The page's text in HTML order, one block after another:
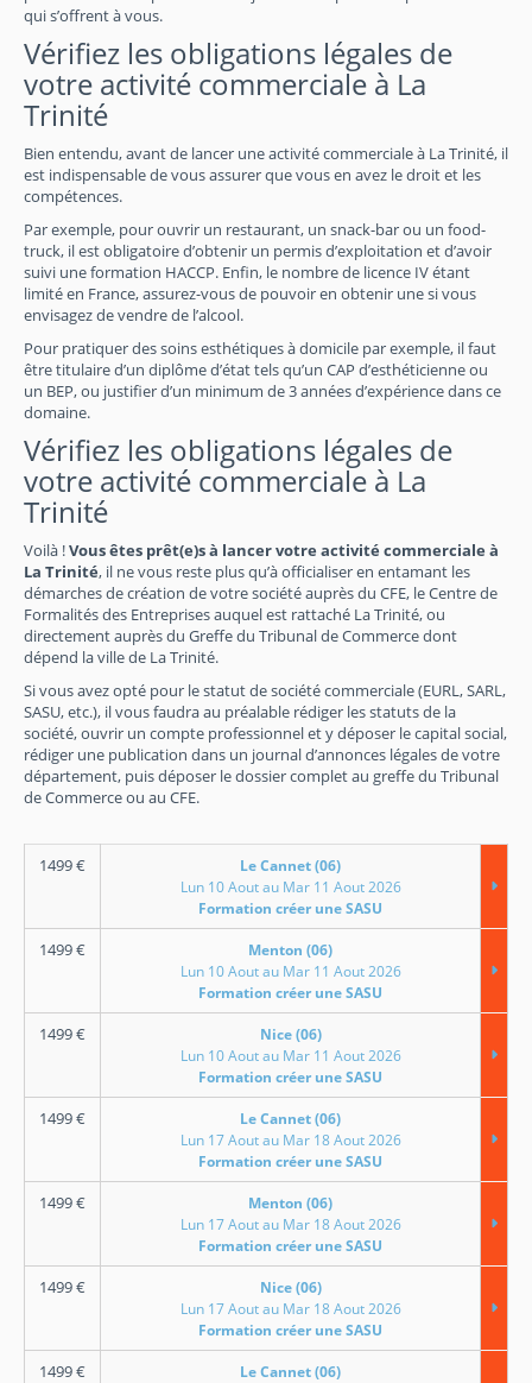
qui s’offrent à vous.
Vérifiez les obligations légales de
votre activité commerciale à La
Trinité
Bien entendu, avant de lancer une activité commerciale à La Trinité, il
est indispensable de vous assurer que vous en avez le droit et les
compétences.
Par exemple, pour ouvrir un restaurant, un snack-bar ou un food-
truck, il est obligatoire d’obtenir un permis d’exploitation et d’avoir
suivi une formation HACCP. Enfin, le nombre de licence IV étant
limité en France, assurez-vous de pouvoir en obtenir une si vous
envisagez de vendre de l’alcool.
Pour pratiquer des soins esthétiques à domicile par exemple, il faut
être titulaire d’un diplôme d’état tels qu’un CAP d’esthéticienne ou
un BEP, ou justifier d’un minimum de 3 années d’expérience dans ce
domaine.
Vérifiez les obligations légales de
votre activité commerciale à La
Trinité
Voilà !Vous êtes prêt(e)s à lancer votre activité commerciale à
La Trinité, il ne vous reste plus qu’à officialiser en entamant les
démarches de création de votre société auprès du CFE, le Centre de
Formalités des Entreprises auquel est rattaché La Trinité, ou
directement auprès du Greffe du Tribunal de Commerce dont
dépend la ville de La Trinité.
Si vous avez opté pour le statut de société commerciale (EURL, SARL,
SASU, etc.), il vous faudra au préalable rédiger les statuts de la
société, ouvrir un compte professionnel et y déposer le capital social,
rédiger une publication dans un journal d’annonces légales de votre
département, puis déposer le dossier complet au greffe du Tribunal
de Commerce ou au CFE.
1499€
Le Cannet (06)
Lun 10 Aout au Mar 11 Aout 2026
Formation créer une SASU
1499€
Menton (06)
Lun 10 Aout au Mar 11 Aout 2026
Formation créer une SASU
1499€
Nice (06)
Lun 10 Aout au Mar 11 Aout 2026
Formation créer une SASU
1499€
Le Cannet (06)
Lun 17 Aout au Mar 18 Aout 2026
Formation créer une SASU
1499€
Menton (06)
Lun 17 Aout au Mar 18 Aout 2026
Formation créer une SASU
1499€
Nice (06)
Lun 17 Aout au Mar 18 Aout 2026
Formation créer une SASU
1499€
Le Cannet (06)